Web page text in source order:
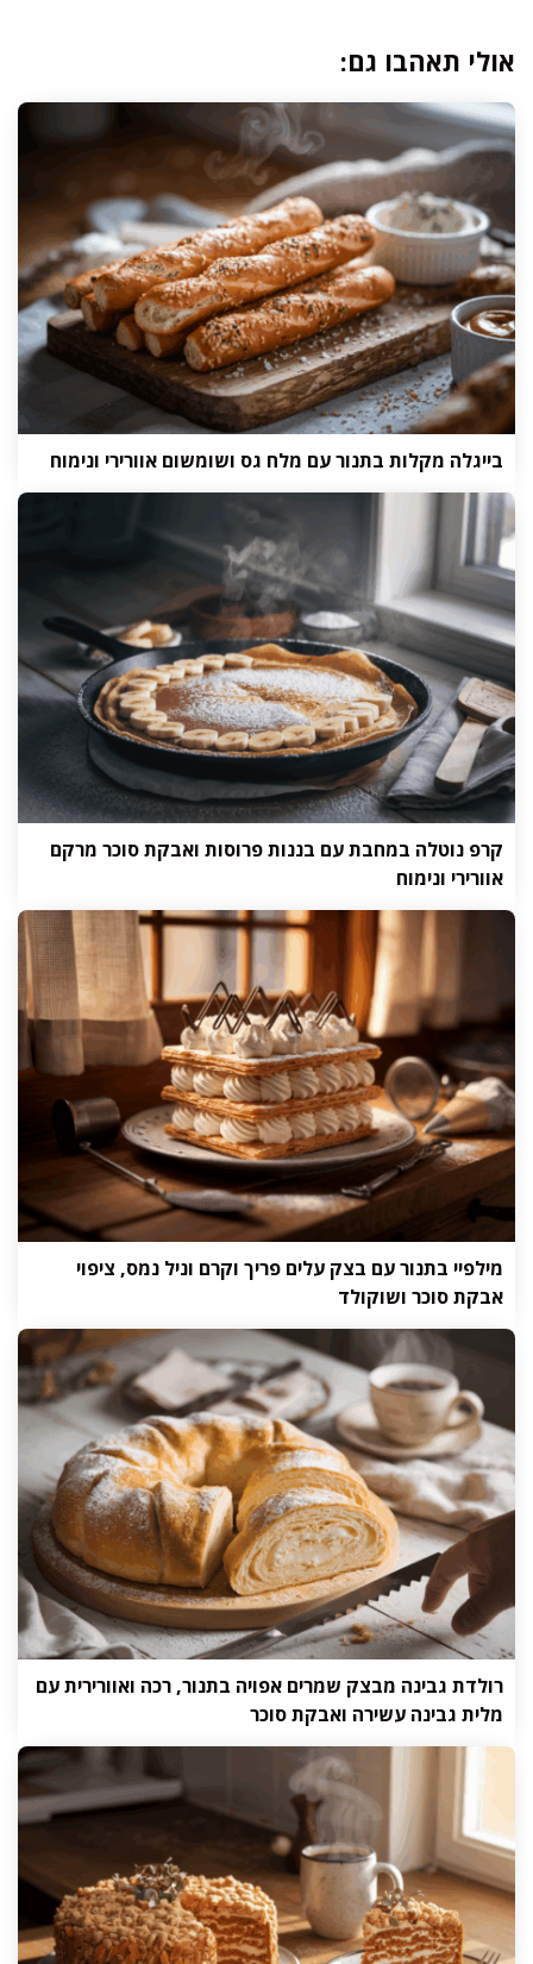
אולי תאהבו גם:
בייגלה מקלות בתנור עם מלח גס ושומשום אוורירי ונימוח
קרפ נוטלה במחבת עם בננות פרוסות ואבקת סוכר מרקם
אוורירי ונימוח
מילפיי בתנור עם בצק עלים פריך וקרם וניל נמס, ציפוי
אבקת סוכר ושוקולד
רולדת גבינה מבצק שמרים אפויה בתנור, רכה ואוורירית עם
מלית גבינה עשירה ואבקת סוכר